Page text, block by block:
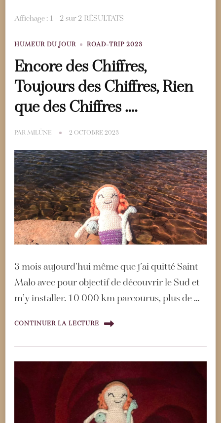
Affichage : 1 - 2 sur 2 RÉSULTATS
HUMEUR DU JOUR ROAD-TRIP 2023
Encore des Chiffres,
Toujours des Chiffres, Rien
que des Chiffres ….
PAR MILÜNE 2 OCTOBRE 2023
3 mois aujourd’hui même que j’ai quitté Saint
Malo avec pour objectif de découvrir le Sud et
m’y installer. 10 000 km parcourus, plus de …
CONTINUER LA LECTURE